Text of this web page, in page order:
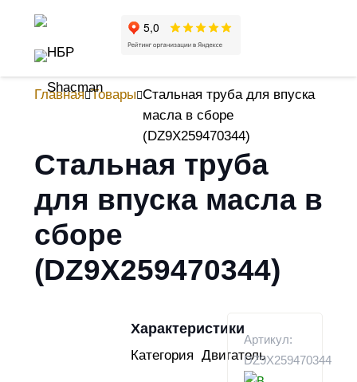
Главная Товары Стальная труба для впуска
масла в сборе
(DZ9X259470344)
Стальная труба
для впуска масла в
сборе
(DZ9X259470344)
Характеристики
Категория Двигатель
Артикул:
DZ9X259470344